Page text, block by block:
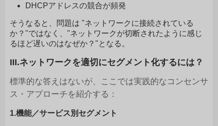
DHCPアドレスの競合が頻発
そうなると、問題は "ネットワークに接続されている
か？"ではなく、"ネットワークが切断されたように感じ
るほど遅いのはなぜか？"となる。
III.ネットワークを適切にセグメント化するには？
標準的な答えはないが、ここでは実践的なコンセンサ
ス・アプローチを紹介する：
1.機能／サービス別セグメント